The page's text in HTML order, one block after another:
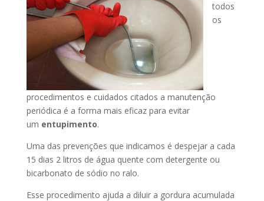
todos
os
procedimentos e cuidados citados a manutenção
periódica é a forma mais eficaz para evitar
um entupimento.
Uma das prevenções que indicamos é despejar a cada
15 dias 2 litros de água quente com detergente ou
bicarbonato de sódio no ralo.
Esse procedimento ajuda a diluir a gordura acumulada